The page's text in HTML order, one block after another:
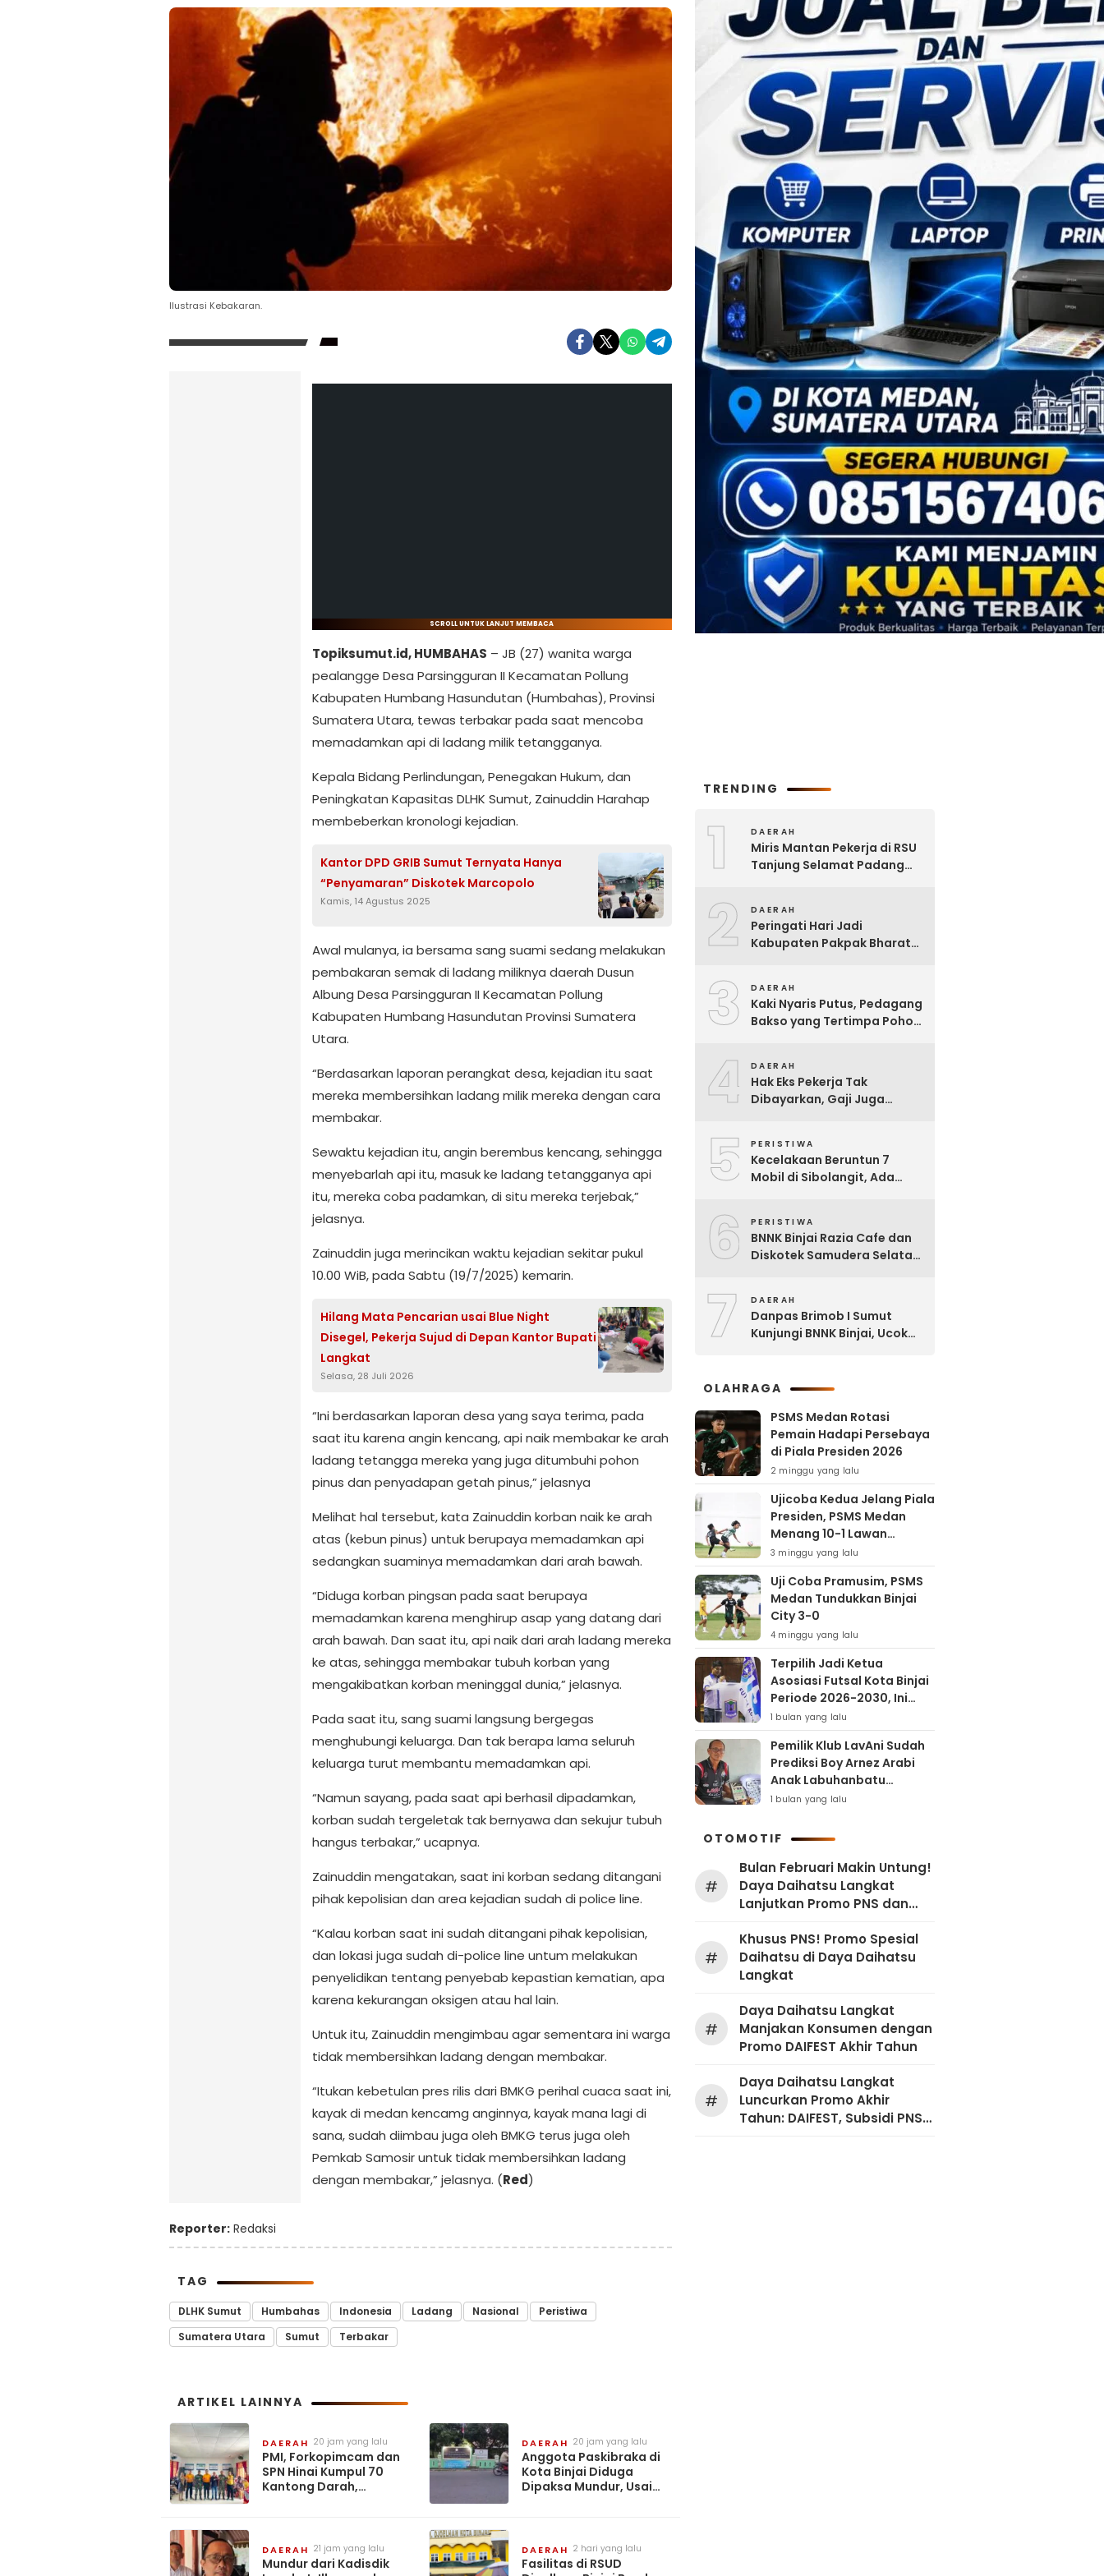
Ilustrasi Kebakaran.
SCROLL UNTUK LANJUT MEMBACA
Topiksumut.id, HUMBAHAS – JB (27) wanita warga
pealangge Desa Parsingguran II Kecamatan Pollung
Kabupaten Humbang Hasundutan (Humbahas), Provinsi
Sumatera Utara, tewas terbakar pada saat mencoba
memadamkan api di ladang milik tetangganya.
Kepala Bidang Perlindungan, Penegakan Hukum, dan
Peningkatan Kapasitas DLHK Sumut, Zainuddin Harahap
membeberkan kronologi kejadian.
Kantor DPD GRIB Sumut Ternyata Hanya
“Penyamaran” Diskotek Marcopolo
Kamis, 14 Agustus 2025
Awal mulanya, ia bersama sang suami sedang melakukan
pembakaran semak di ladang miliknya daerah Dusun
Albung Desa Parsingguran II Kecamatan Pollung
Kabupaten Humbang Hasundutan Provinsi Sumatera
Utara.
“Berdasarkan laporan perangkat desa, kejadian itu saat
mereka membersihkan ladang milik mereka dengan cara
membakar.
Sewaktu kejadian itu, angin berembus kencang, sehingga
menyebarlah api itu, masuk ke ladang tetangganya api
itu, mereka coba padamkan, di situ mereka terjebak,”
jelasnya.
Zainuddin juga merincikan waktu kejadian sekitar pukul
10.00 WiB, pada Sabtu (19/7/2025) kemarin.
Hilang Mata Pencarian usai Blue Night
Disegel, Pekerja Sujud di Depan Kantor Bupati
Langkat
Selasa, 28 Juli 2026
“Ini berdasarkan laporan desa yang saya terima, pada
saat itu karena angin kencang, api naik membakar ke arah
ladang tetangga mereka yang juga ditumbuhi pohon
pinus dan penyadapan getah pinus,” jelasnya
Melihat hal tersebut, kata Zainuddin korban naik ke arah
atas (kebun pinus) untuk berupaya memadamkan api
sedangkan suaminya memadamkan dari arah bawah.
“Diduga korban pingsan pada saat berupaya
memadamkan karena menghirup asap yang datang dari
arah bawah. Dan saat itu, api naik dari arah ladang mereka
ke atas, sehingga membakar tubuh korban yang
mengakibatkan korban meninggal dunia,” jelasnya.
Pada saat itu, sang suami langsung bergegas
menghubungi keluarga. Dan tak berapa lama seluruh
keluarga turut membantu memadamkan api.
“Namun sayang, pada saat api berhasil dipadamkan,
korban sudah tergeletak tak bernyawa dan sekujur tubuh
hangus terbakar,” ucapnya.
Zainuddin mengatakan, saat ini korban sedang ditangani
pihak kepolisian dan area kejadian sudah di police line.
“Kalau korban saat ini sudah ditangani pihak kepolisian,
dan lokasi juga sudah di-police line untum melakukan
penyelidikan tentang penyebab kepastian kematian, apa
karena kekurangan oksigen atau hal lain.
Untuk itu, Zainuddin mengimbau agar sementara ini warga
tidak membersihkan ladang dengan membakar.
“Itukan kebetulan pres rilis dari BMKG perihal cuaca saat ini,
kayak di medan kencamg anginnya, kayak mana lagi di
sana, sudah diimbau juga oleh BMKG terus juga oleh
Pemkab Samosir untuk tidak membersihkan ladang
dengan membakar,” jelasnya. (Red)
Reporter: Redaksi
TAG
DLHK Sumut Humbahas Indonesia Ladang Nasional
Peristiwa
Sumatera Utara
Sumut Terbakar
ARTIKEL LAINNYA
DAERAH 20 jam yang lalu
PMI, Forkopimcam dan
SPN Hinai Kumpul 70
Kantong Darah,
DAERAH 20 jam yang lalu
Anggota Paskibraka di
Kota Binjai Diduga
Dipaksa Mundur, Usai
DAERAH 21 jam yang lalu
Mundur dari Kadisdik
DAERAH 2 hari yang lalu
Fasilitas di RSUD
TRENDING
1 DAERAH
Miris Mantan Pekerja di RSU
Tanjung Selamat Padang
2 DAERAH
Peringati Hari Jadi
Kabupaten Pakpak Bharat
dan Budaya
3 DAERAH
Kaki Nyaris Putus, Pedagang
Bakso yang Tertimpa Pohon
4 DAERAH
Hak Eks Pekerja Tak
Dibayarkan, Gaji Juga
5 PERISTIWA
Kecelakaan Beruntun 7
Mobil di Sibolangit, Ada
6 PERISTIWA
BNNK Binjai Razia Cafe dan
Diskotek Samudera Selatan,
7 DAERAH
Danpas Brimob I Sumut
Kunjungi BNNK Binjai, Ucok
OLAHRAGA
PSMS Medan Rotasi
Pemain Hadapi Persebaya
di Piala Presiden 2026
2 minggu yang lalu
Ujicoba Kedua Jelang Piala
Presiden, PSMS Medan
Menang 10-1 Lawan
Muspika FC
3 minggu yang lalu
Uji Coba Pramusim, PSMS
Medan Tundukkan Binjai
City 3-0
4 minggu yang lalu
Terpilih Jadi Ketua
Asosiasi Futsal Kota Binjai
Periode 2026-2030, Ini
Target Samha Putra
Husein
1 bulan yang lalu
Pemilik Klub LavAni Sudah
Prediksi Boy Arnez Arabi
Anak Labuhanbatu
Tembus Level Asia
1 bulan yang lalu
OTOMOTIF
#
Bulan Februari Makin Untung!
Daya Daihatsu Langkat
Lanjutkan Promo PNS dan
#
Khusus PNS! Promo Spesial
Daihatsu di Daya Daihatsu
Langkat
#
Daya Daihatsu Langkat
Manjakan Konsumen dengan
Promo DAIFEST Akhir Tahun
#
Daya Daihatsu Langkat
Luncurkan Promo Akhir
Tahun: DAIFEST, Subsidi PNS,